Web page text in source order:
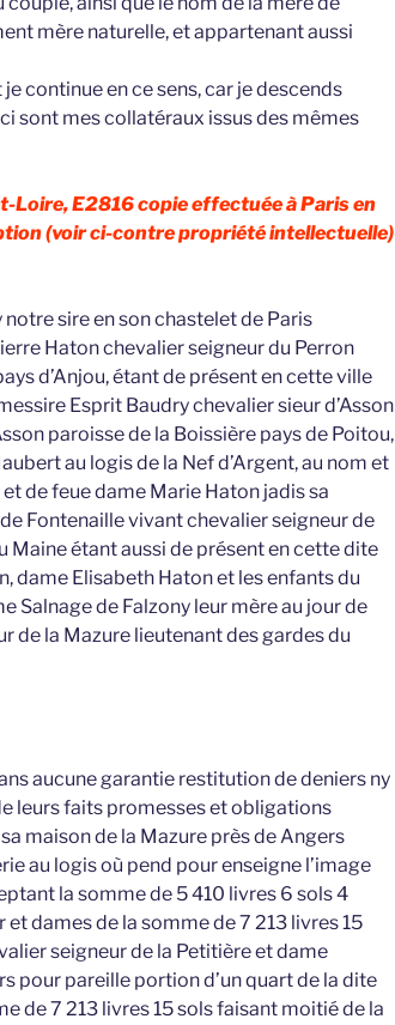
mère naturelle, et appartenant aussi
continue en ce sens, car je descends
sont mes collatéraux issus des mêmes
Loire, E2816 copie effectuée à Paris en
(voir ci-contre propriété intellectuelle)
sire en son chastelet de Paris
Haton chevalier seigneur du Perron
d’Anjou, étant de présent en cette ville
Esprit Baudry chevalier sieur d’Asson
paroisse de la Boissière pays de Poitou,
au logis de la Nef d’Argent, au nom et
de feue dame Marie Haton jadis sa
Fontenaille vivant chevalier seigneur de
étant aussi de présent en cette dite
dame Elisabeth Haton et les enfants du
Salnage de Falzony leur mère au jour de
de la Mazure lieutenant des gardes du
aucune garantie restitution de deniers ny
leurs faits promesses et obligations
maison de la Mazure près de Angers
au logis où pend pour enseigne l’image
la somme de 5 410 livres 6 sols 4
dames de la somme de 7 213 livres 15
seigneur de la Petitière et dame
pour pareille portion d’un quart de la dite
de 7 213 livres 15 sols faisant moitié de la